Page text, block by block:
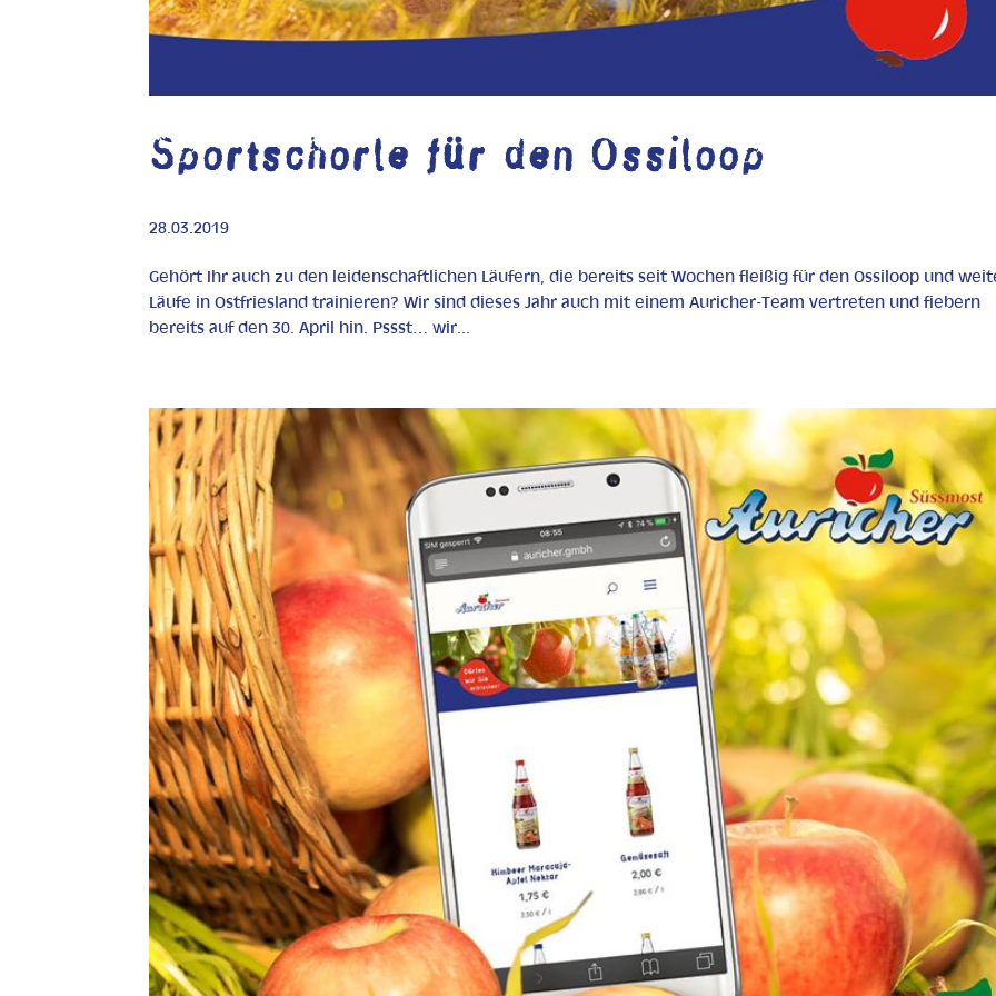
Sportschorle für den Ossiloop
28.03.2019
Gehört Ihr auch zu den leidenschaftlichen Läufern, die bereits seit Wochen fleißig für den Ossiloop und
Läufe in Ostfriesland trainieren? Wir sind dieses Jahr auch mit einem Auricher-Team vertreten und fiebern
bereits auf den 30. April hin. Pssst… wir...